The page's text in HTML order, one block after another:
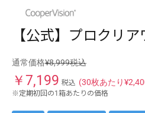
よくあるご質問
【公式】プロクリ
通常価格¥8,999税込
￥7,199 税込 (30枚あたり
※定期初回の1箱あたりの価格